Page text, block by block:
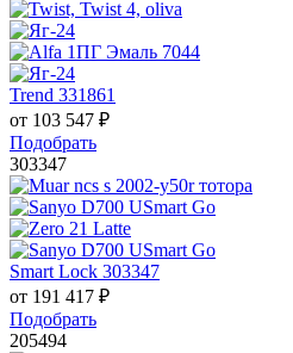
Trend 331861
от 103 547 ₽
Подобрать
303347
Smart Lock 303347
от 191 417 ₽
Подобрать
205494